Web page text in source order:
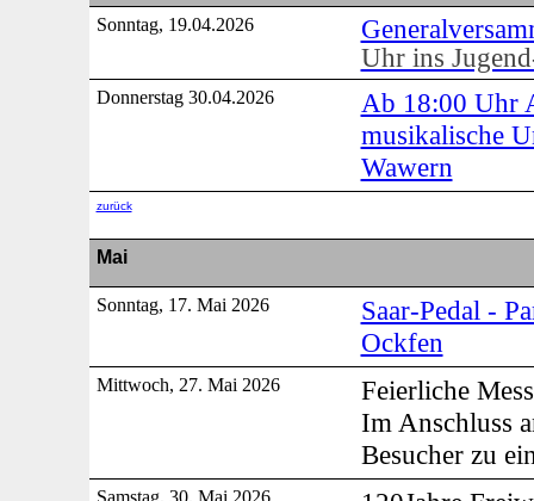
Sonntag, 19.04.2026
Uhr ins
Donnerstag 30.04.2026
Ab 18:00 Uhr
musikalische
Wawern
zurück
Mai
Sonntag, 17. Mai 2026
Saar-Pedal -
Ockfen
Mittwoch, 27. Mai 2026
Feierliche
Im Anschluss
Besucher zu
Samstag, 30. Mai 2026